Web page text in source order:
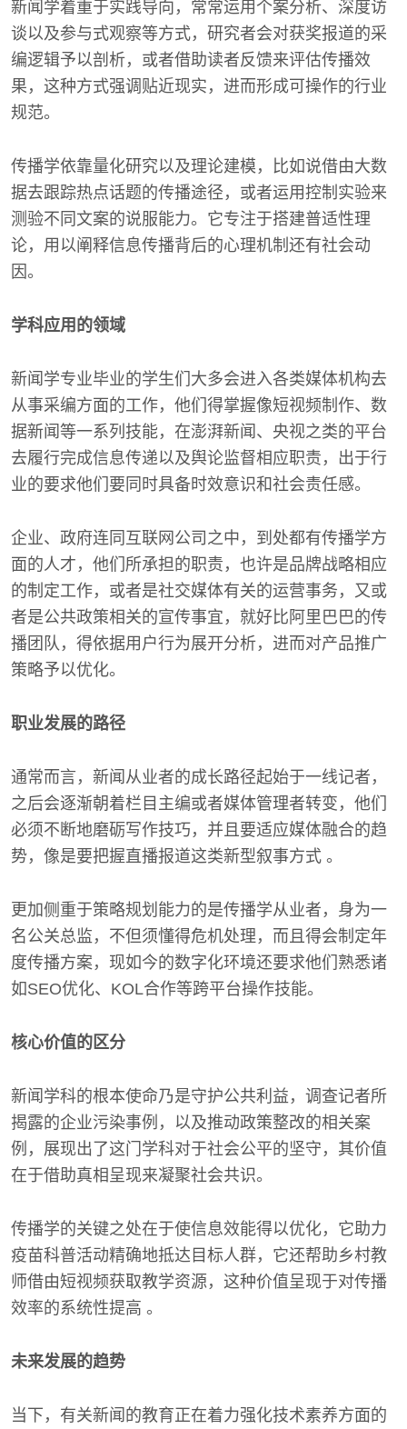
新闻学着重于实践导向，常常运用个案分析、深度访
谈以及参与式观察等方式，研究者会对获奖报道的采
编逻辑予以剖析，或者借助读者反馈来评估传播效
果，这种方式强调贴近现实，进而形成可操作的行业
规范。
传播学依靠量化研究以及理论建模，比如说借由大数
据去跟踪热点话题的传播途径，或者运用控制实验来
测验不同文案的说服能力。它专注于搭建普适性理
论，用以阐释信息传播背后的心理机制还有社会动
因。
学科应用的领域
新闻学专业毕业的学生们大多会进入各类媒体机构去
从事采编方面的工作，他们得掌握像短视频制作、数
据新闻等一系列技能，在澎湃新闻、央视之类的平台
去履行完成信息传递以及舆论监督相应职责，出于行
业的要求他们要同时具备时效意识和社会责任感。
企业、政府连同互联网公司之中，到处都有传播学方
面的人才，他们所承担的职责，也许是品牌战略相应
的制定工作，或者是社交媒体有关的运营事务，又或
者是公共政策相关的宣传事宜，就好比阿里巴巴的传
播团队，得依据用户行为展开分析，进而对产品推广
策略予以优化。
职业发展的路径
通常而言，新闻从业者的成长路径起始于一线记者，
之后会逐渐朝着栏目主编或者媒体管理者转变，他们
必须不断地磨砺写作技巧，并且要适应媒体融合的趋
势，像是要把握直播报道这类新型叙事方式 。
更加侧重于策略规划能力的是传播学从业者，身为一
名公关总监，不但须懂得危机处理，而且得会制定年
度传播方案，现如今的数字化环境还要求他们熟悉诸
如SEO优化、KOL合作等跨平台操作技能。
核心价值的区分
新闻学科的根本使命乃是守护公共利益，调查记者所
揭露的企业污染事例，以及推动政策整改的相关案
例，展现出了这门学科对于社会公平的坚守，其价值
在于借助真相呈现来凝聚社会共识。
传播学的关键之处在于使信息效能得以优化，它助力
疫苗科普活动精确地抵达目标人群，它还帮助乡村教
师借由短视频获取教学资源，这种价值呈现于对传播
效率的系统性提高 。
未来发展的趋势
当下，有关新闻的教育正在着力强化技术素养方面的